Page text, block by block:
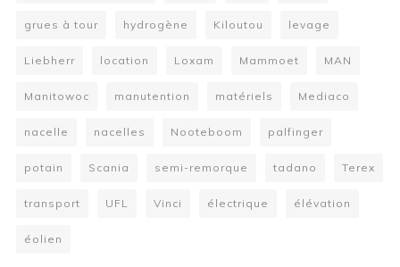
grues à tour hydrogène Kiloutou levage
Liebherr location Loxam Mammoet MAN
Manitowoc manutention matériels Mediaco
nacelle nacelles Nooteboom palfinger
potain Scania semi-remorque tadano Terex
transport UFL Vinci électrique élévation
éolien